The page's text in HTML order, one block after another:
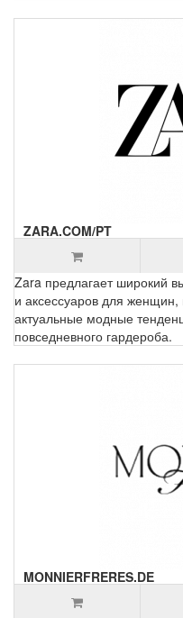
ZARA.COM/PT
Zara предлагает широкий
и аксессуаров для
актуальные модные
повседневного гардероба.
MONNIERFRERES.DE